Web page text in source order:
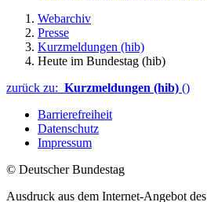
Webarchiv
Presse
Kurzmeldungen (hib)
Heute im Bundestag (hib)
zurück zu: Kurzmeldungen (hib) ()
Barrierefreiheit
Datenschutz
Impressum
© Deutscher Bundestag
Ausdruck aus dem Internet-Angebot